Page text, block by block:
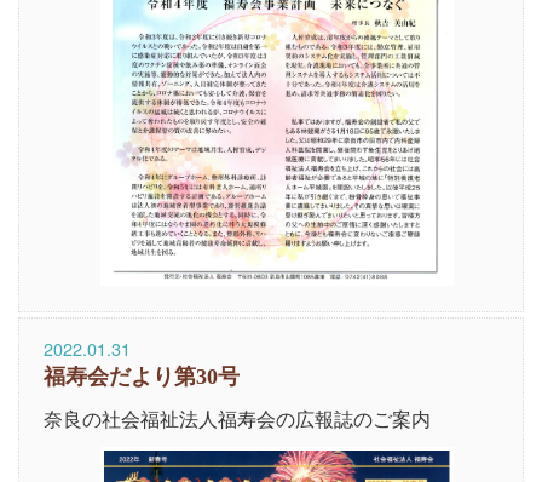
2022.01.31
福寿会だより第30号
奈良の社会福祉法人福寿会の広報誌のご案内